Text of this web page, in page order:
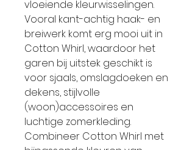
vloeiende kleurwisselingen.
Vooral kant-achtig haak- en
breiwerk komt erg mooi uit in
Cotton Whirl, waardoor het
garen bij uitstek geschikt is
voor sjaals, omslagdoeken en
dekens, stijlvolle
(woon)accessoires en
luchtige zomerkleding.
Combineer Cotton Whirl met